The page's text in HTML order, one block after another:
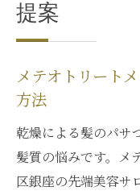
提案
メテオトリート
方法
乾燥による髪のパサ
髪質の悩みです。メ
区銀座の先端美容サ